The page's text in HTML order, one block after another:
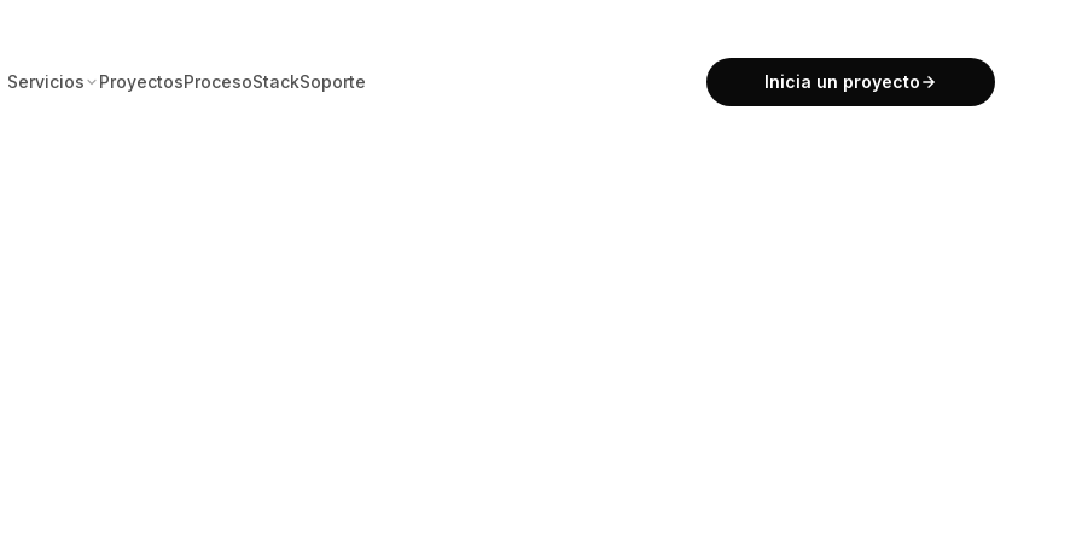
Servicios ProyectosProcesoStackSoporte Inicia un proyecto